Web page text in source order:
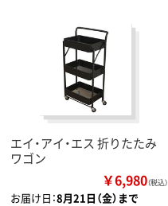
エイ・アイ・エス 折りたたみ
ワゴン
￥6,980（税込）
お届け日：8月21日（金）まで